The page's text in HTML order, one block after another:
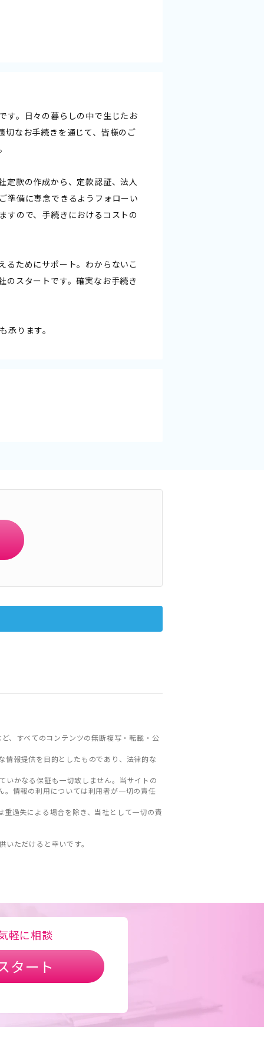
す。日々の暮らしの中で生じたお
切なお手続きを通じて、皆様のご
定款の作成から、定款認証、法人
準備に専念できるようフォローい
すので、手続きにおけるコストの
るためにサポート。わからないこ
のスタートです。確実なお手続き
ります。
、すべてのコンテンツの無断複写・転載・公
報提供を目的としたものであり、法律的な
いかなる保証も一切致しません。当サイトの
情報の利用については利用者が一切の責任
過失による場合を除き、当社として一切の責
ただけると幸いです。
軽に相談
タート